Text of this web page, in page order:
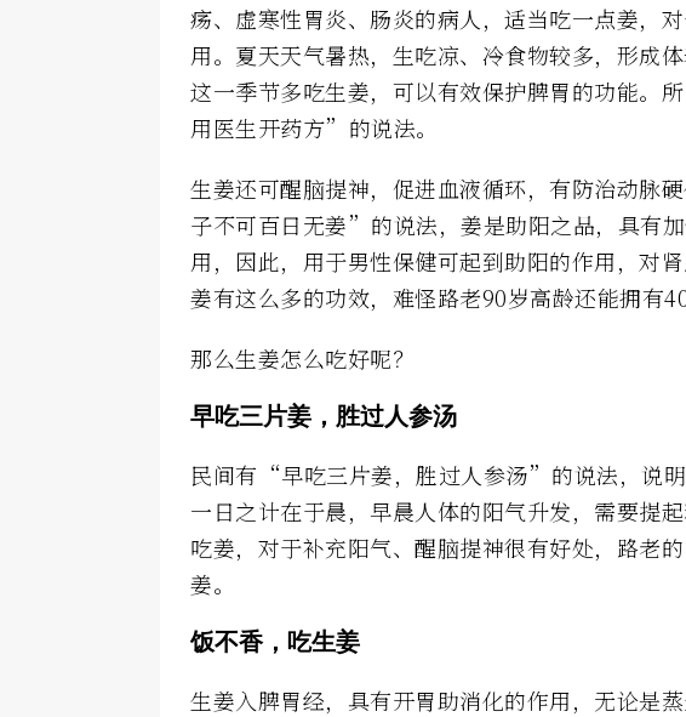
疡、虚寒性胃炎、肠炎的病人，适当吃一点姜，
用。夏天天气暑热，生吃凉、冷食物较多，形成
这一季节多吃生姜，可以有效保护脾胃的功能。
用医生开药方”的说法。
生姜还可醒脑提神，促进血液循环，有防治动脉
子不可百日无姜”的说法，姜是助阳之品，具有
用，因此，用于男性保健可起到助阳的作用，对
姜有这么多的功效，难怪路老90岁高龄还能拥有40
那么生姜怎么吃好呢？
早吃三片姜，胜过人参汤
民间有“早吃三片姜，胜过人参汤”的说法，说明
一日之计在于晨，早晨人体的阳气升发，需要提
吃姜，对于补充阳气、醒脑提神很有好处，路老
姜。
饭不香，吃生姜
生姜入脾胃经，具有开胃助消化的作用，无论是